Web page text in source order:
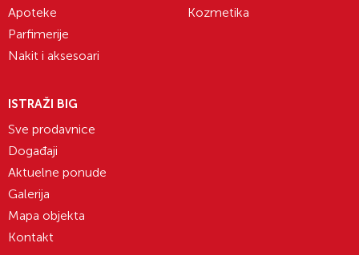
Apoteke
Parfimerije
Nakit i aksesoari
Kozmetika
ISTRAŽI BIG
Sve prodavnice
Događaji
Aktuelne ponude
Galerija
Mapa objekta
Kontakt